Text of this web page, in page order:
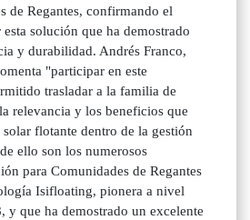
de Regantes, confirmando el
solución que ha demostrado
y durabilidad. Andrés Franco,
"participar en este
trasladar a la familia de
relevancia y los beneficios que
flotante dentro de la gestión
ello son los numerosos
para Comunidades de Regantes
Isifloating, pionera a nivel
y que ha demostrado un excelente